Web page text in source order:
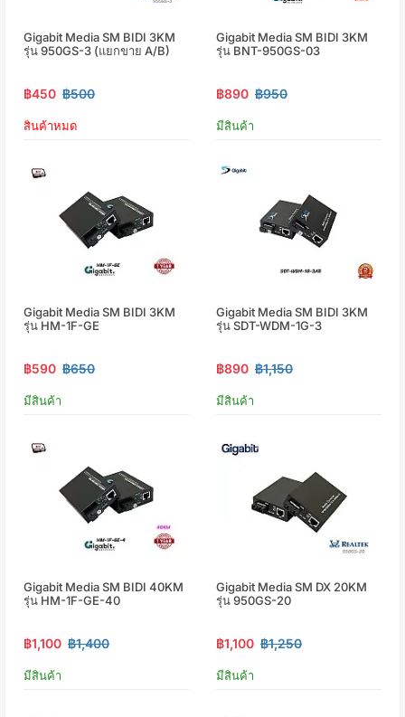
Gigabit Media SM BIDI 3KM
รุ่น 950GS-3 (แยกขาย A/B)
฿450 ฿500
สินค้าหมด
Gigabit Media SM BIDI 3KM
รุ่น BNT-950GS-03
฿890 ฿950
มีสินค้า
Gigabit Media SM BIDI 3KM
รุ่น HM-1F-GE
฿590 ฿650
มีสินค้า
Gigabit Media SM BIDI 3KM
รุ่น SDT-WDM-1G-3
฿890 ฿1,150
มีสินค้า
Gigabit Media SM BIDI 40KM
รุ่น HM-1F-GE-40
฿1,100 ฿1,400
มีสินค้า
Gigabit Media SM DX 20KM
รุ่น 950GS-20
฿1,100 ฿1,250
มีสินค้า